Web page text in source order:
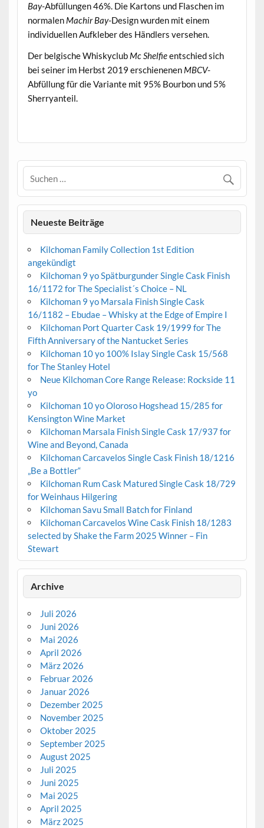
Bay-Abfüllungen 46%. Die Kartons und Flaschen im
normalen Machir Bay-Design wurden mit einem
individuellen Aufkleber des Händlers versehen.
Der belgische Whiskyclub Mc Shelfieentschied sich
bei seiner im Herbst 2019 erschienenen MBCV-
Abfüllung für die Variante mit 95% Bourbon und 5%
Sherryanteil.
Neueste Beiträge
Kilchoman Family Collection 1st Edition
angekündigt
Kilchoman 9 yo Spätburgunder Single Cask Finish
16/1172 for The Specialist´s Choice – NL
Kilchoman 9 yo Marsala Finish Single Cask
16/1182 – Ebudae – Whisky at the Edge of Empire I
Kilchoman Port Quarter Cask 19/1999 for The
Fifth Anniversary of the Nantucket Series
Kilchoman 10 yo 100% Islay Single Cask 15/568
for The Stanley Hotel
Neue Kilchoman Core Range Release: Rockside 11
yo
Kilchoman 10 yo Oloroso Hogshead 15/285 for
Kensington Wine Market
Kilchoman Marsala Finish Single Cask 17/937 for
Wine and Beyond, Canada
Kilchoman Carcavelos Single Cask Finish 18/1216
„Be a Bottler“
Kilchoman Rum Cask Matured Single Cask 18/729
for Weinhaus Hilgering
Kilchoman Savu Small Batch for Finland
Kilchoman Carcavelos Wine Cask Finish 18/1283
selected by Shake the Farm 2025 Winner – Fin
Stewart
Archive
Juli 2026
Juni 2026
Mai 2026
April 2026
März 2026
Februar 2026
Januar 2026
Dezember 2025
November 2025
Oktober 2025
September 2025
August 2025
Juli 2025
Juni 2025
Mai 2025
April 2025
März 2025